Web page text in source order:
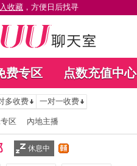
收藏 ，方便日后找寻
费专区 点数充值中心
多收费 一对一收费
区 內地主播
休息中